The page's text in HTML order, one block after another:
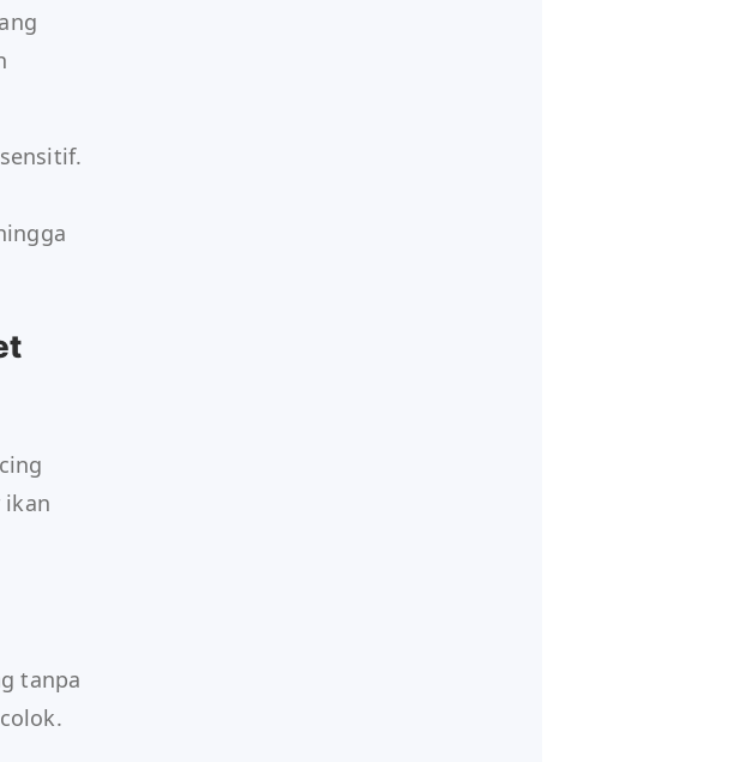
ikan
tanpa